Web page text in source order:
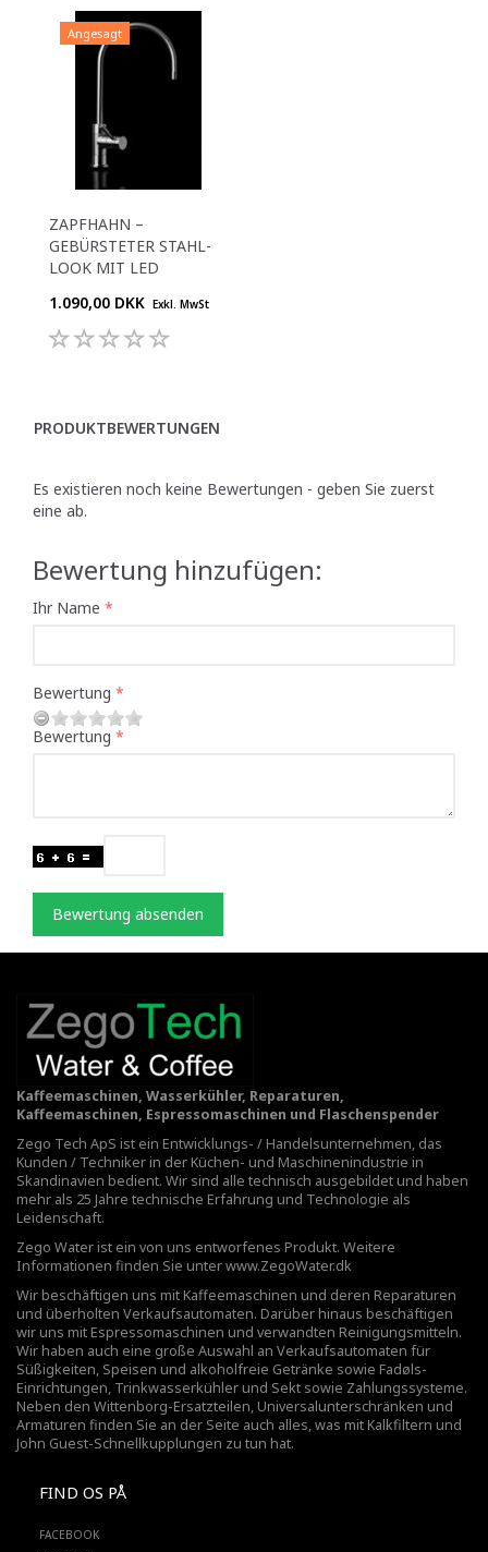
Angesagt
ZAPFHAHN –
GEBÜRSTETER STAHL-
LOOK MIT LED
1.090,00 DKK
Exkl. MwSt
PRODUKTBEWERTUNGEN
Es existieren noch keine Bewertungen - geben Sie zuerst
eine ab.
Bewertung hinzufügen:
Ihr Name
Bewertung
Bewertung
Bewertung absenden
Kaffeemaschinen, Wasserkühler, Reparaturen,
Kaffeemaschinen, Espressomaschinen und Flaschenspender
Zego Tech ApS ist ein Entwicklungs- / Handelsunternehmen, das
Kunden / Techniker in der Küchen- und Maschinenindustrie in
Skandinavien bedient. Wir sind alle technisch ausgebildet und haben
mehr als 25 Jahre technische Erfahrung und Technologie als
Leidenschaft.
Zego Water ist ein von uns entworfenes Produkt. Weitere
Informationen finden Sie unterwww.ZegoWater.dk
Wir beschäftigen uns mit Kaffeemaschinen und deren Reparaturen
und überholten Verkaufsautomaten. Darüber hinaus beschäftigen
wir uns mit Espressomaschinen und verwandten Reinigungsmitteln.
Wir haben auch eine große Auswahl an Verkaufsautomaten für
Süßigkeiten, Speisen und alkoholfreie Getränke sowie Fadøls-
Einrichtungen, Trinkwasserkühler und Sekt sowie Zahlungssysteme.
Neben den Wittenborg-Ersatzteilen, Universalunterschränken und
Armaturen finden Sie an der Seite auch alles, was mit Kalkfiltern und
John Guest-Schnellkupplungen zu tun hat.
FIND OS PÅ
FACEBOOK